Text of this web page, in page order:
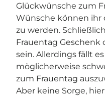
Glückwünsche zum
Wünsche können ihr
zu werden.
Frauentag Geschenk
sein. Allerdings fällt
möglicherweise
zum Frauentag
Aber keine Sorge,